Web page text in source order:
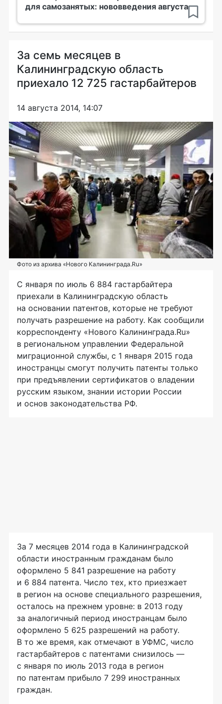
для самозанятых: нововведения августа
За семь месяцев в
Калининградскую область
приехало 12 725 гастарбайтеров
14 августа 2014, 14:07
Фото из архива «Нового Калининграда.Ru»
С января по июль 6 884 гастарбайтера
приехали в Калининградскую область
на основании патентов, которые не требуют
получать разрешение на работу. Как сообщили
корреспонденту «Нового Калининграда.Ru»
в региональном управлении Федеральной
миграционной службы, с 1 января 2015 года
иностранцы смогут получить патенты только
при предъявлении сертификатов о владении
русским языком, знании истории России
и основ законодательства РФ.
За 7 месяцев 2014 года в Калининградской
области иностранным гражданам было
оформлено 5 841 разрешение на работу
и 6 884 патента. Число тех, кто приезжает
в регион на основе специального разрешения,
осталось на прежнем уровне: в 2013 году
за аналогичный период иностранцам было
оформлено 5 625 разрешений на работу.
В то же время, как отмечают в УФМС, число
гастарбайтеров с патентами снизилось —
с января по июль 2013 года в регион
по патентам прибыло 7 299 иностранных
граждан.